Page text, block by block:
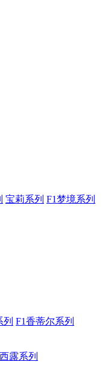
宝莉系列 F1梦境系列
列 F1香蒂尔系列
露系列